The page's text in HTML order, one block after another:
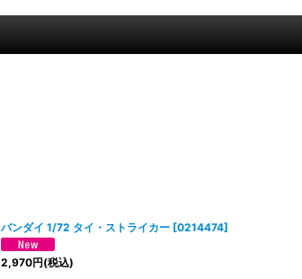
バンダイ 1/72 タイ・ストライカー [0214474]
2,970円(税込)